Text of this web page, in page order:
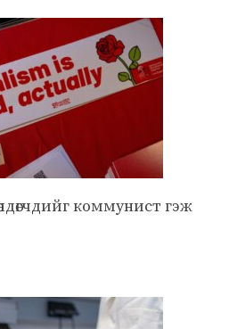
коммунист гэж